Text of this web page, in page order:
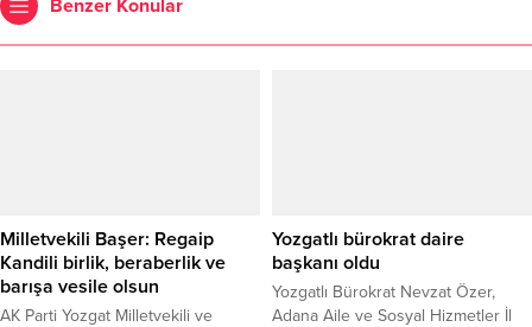
Benzer Konular
Milletvekili Başer: Regaip
Kandili birlik, beraberlik ve
barışa vesile olsun
AK Parti Yozgat Milletvekili ve
Yozgatlı bürokrat daire
başkanı oldu
Yozgatlı Bürokrat Nevzat Özer,
Adana Aile ve Sosyal Hizmetler İl